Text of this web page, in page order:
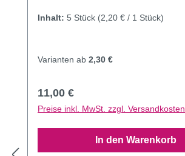
Inhalt: 5 Stück (2,20 € / 1 Stück)
Varianten ab 2,30 €
Regulärer Preis:
11,00 €
Preise inkl. MwSt. zzgl. Versandkosten
In den Warenkorb